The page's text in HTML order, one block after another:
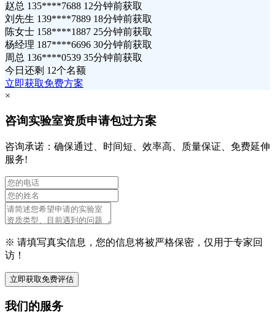
赵总 135****7688 12分钟前获取
刘先生 139****7889 18分钟前获取
陈女士 158****1887 25分钟前获取
杨经理 187****6696 30分钟前获取
周总 136****0539 35分钟前获取
今日还剩 12个名额
立即获取免费方案
×
咨询实验室资质申请包过方案
咨询承诺：确保通过、时间短、效率高、质量保证、免费延伸
服务!
※ 请填写真实信息，您的信息将被严格保密，仅用于专家回
访！
立即获取免费评估
我们的服务